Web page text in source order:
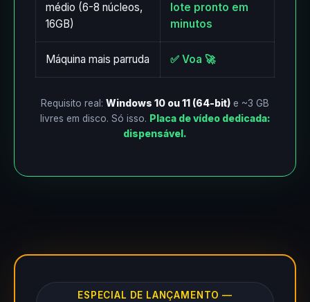
médio (6-8 núcleos,
16GB)
lote pronto em
minutos
Máquina mais parruda ✅ Voa 🚀
Requisito real: Windows 10 ou 11 (64-bit) e ~3 GB
livres em disco. Só isso. Placa de vídeo dedicada:
dispensável.
ESPECIAL DE LANÇAMENTO —